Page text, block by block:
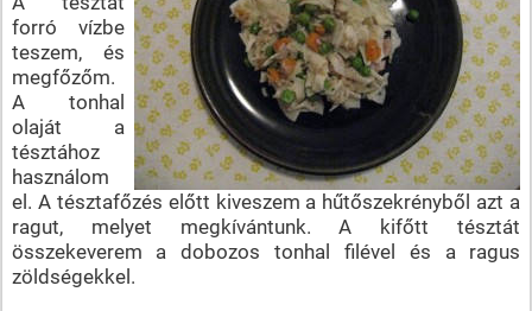
forró vízbe
teszem, és
megfőzőm.
A tonhal
olaját a
tésztához
használom
el. A tésztafőzés előtt kiveszem a hűtőszekrényből azt a
ragut, melyet megkívántunk. A kifőtt tésztát
összekeverem a dobozos tonhal filével és a ragus
zöldségekkel.